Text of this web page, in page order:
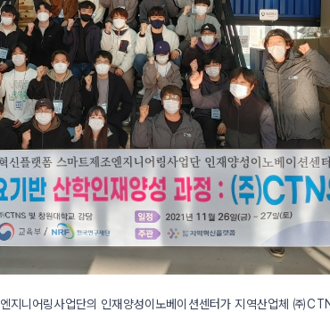
지니어링사업단의 인재양성이노베이션센터가 지역산업체 ㈜